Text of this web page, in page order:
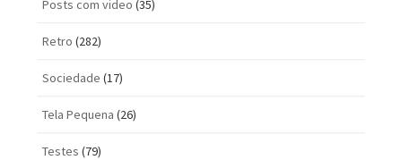
Posts com vi­deo (35)
Retro (282)
Sociedade (17)
Tela Pequena (26)
Testes (79)